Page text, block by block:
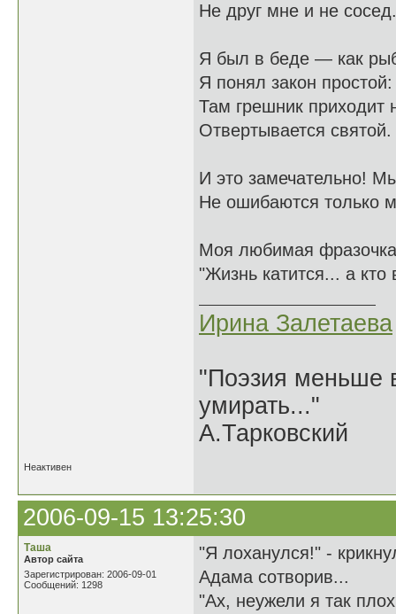
Не друг мне и не сосед.
Я был в беде — как
Я понял закон простой:
Там грешник приходит
Отвертывается святой.
И это замечательно!
Не ошибаются только
Моя любимая
"Жизнь катится... а
Ирина Залетаева
"Поэзия меньше
умирать..."
А.Тарковский
Неактивен
2006-09-15 13:25:30
Таша
Автор сайта
Зарегистрирован: 2006-09-01
Сообщений: 1298
"Я лоханулся!" -
Адама сотворив...
"Ах, неужели я так